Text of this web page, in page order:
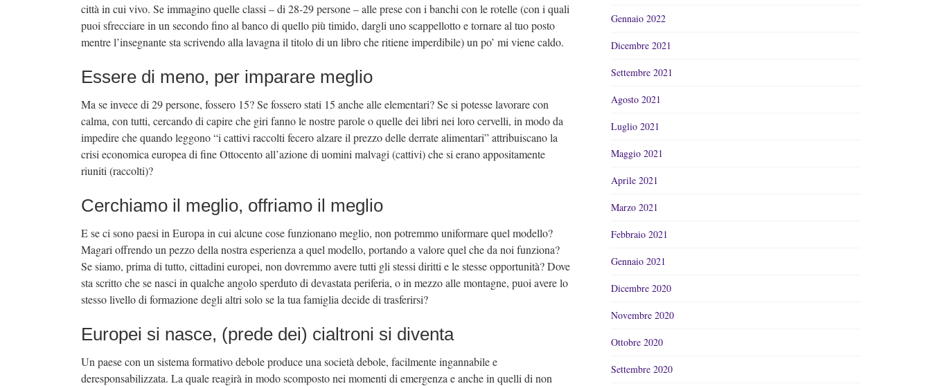
città in cui vivo. Se immagino quelle classi – di 28-29 persone – alle prese con i banchi con le rotelle (con i quali
puoi sfrecciare in un secondo fino al banco di quello più timido, dargli uno scappellotto e tornare al tuo posto
mentre l’insegnante sta scrivendo alla lavagna il titolo di un libro che ritiene imperdibile) un po’ mi viene caldo.
Essere di meno, per imparare meglio
Ma se invece di 29 persone, fossero 15? Se fossero stati 15 anche alle elementari? Se si potesse lavorare con
calma, con tutti, cercando di capire che giri fanno le nostre parole o quelle dei libri nei loro cervelli, in modo da
impedire che quando leggono “i cattivi raccolti fecero alzare il prezzo delle derrate alimentari” attribuiscano la
crisi economica europea di fine Ottocento all’azione di uomini malvagi (cattivi) che si erano appositamente
riuniti (raccolti)?
Cerchiamo il meglio, offriamo il meglio
E se ci sono paesi in Europa in cui alcune cose funzionano meglio, non potremmo uniformare quel modello?
Magari offrendo un pezzo della nostra esperienza a quel modello, portando a valore quel che da noi funziona?
Se siamo, prima di tutto, cittadini europei, non dovremmo avere tutti gli stessi diritti e le stesse opportunità? Dove
sta scritto che se nasci in qualche angolo sperduto di devastata periferia, o in mezzo alle montagne, puoi avere lo
stesso livello di formazione degli altri solo se la tua famiglia decide di trasferirsi?
Europei si nasce, (prede dei) cialtroni si diventa
Un paese con un sistema formativo debole produce una società debole, facilmente ingannabile e
deresponsabilizzata. La quale reagirà in modo scomposto nei momenti di emergenza e anche in quelli di non
Gennaio 2022
Dicembre 2021
Settembre 2021
Agosto 2021
Luglio 2021
Maggio 2021
Aprile 2021
Marzo 2021
Febbraio 2021
Gennaio 2021
Dicembre 2020
Novembre 2020
Ottobre 2020
Settembre 2020